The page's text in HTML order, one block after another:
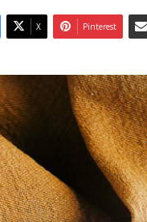
X Pinterest